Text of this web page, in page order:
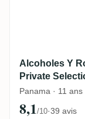
Alcoholes Y
Private
Panama · 11
8,1/10·39 avis